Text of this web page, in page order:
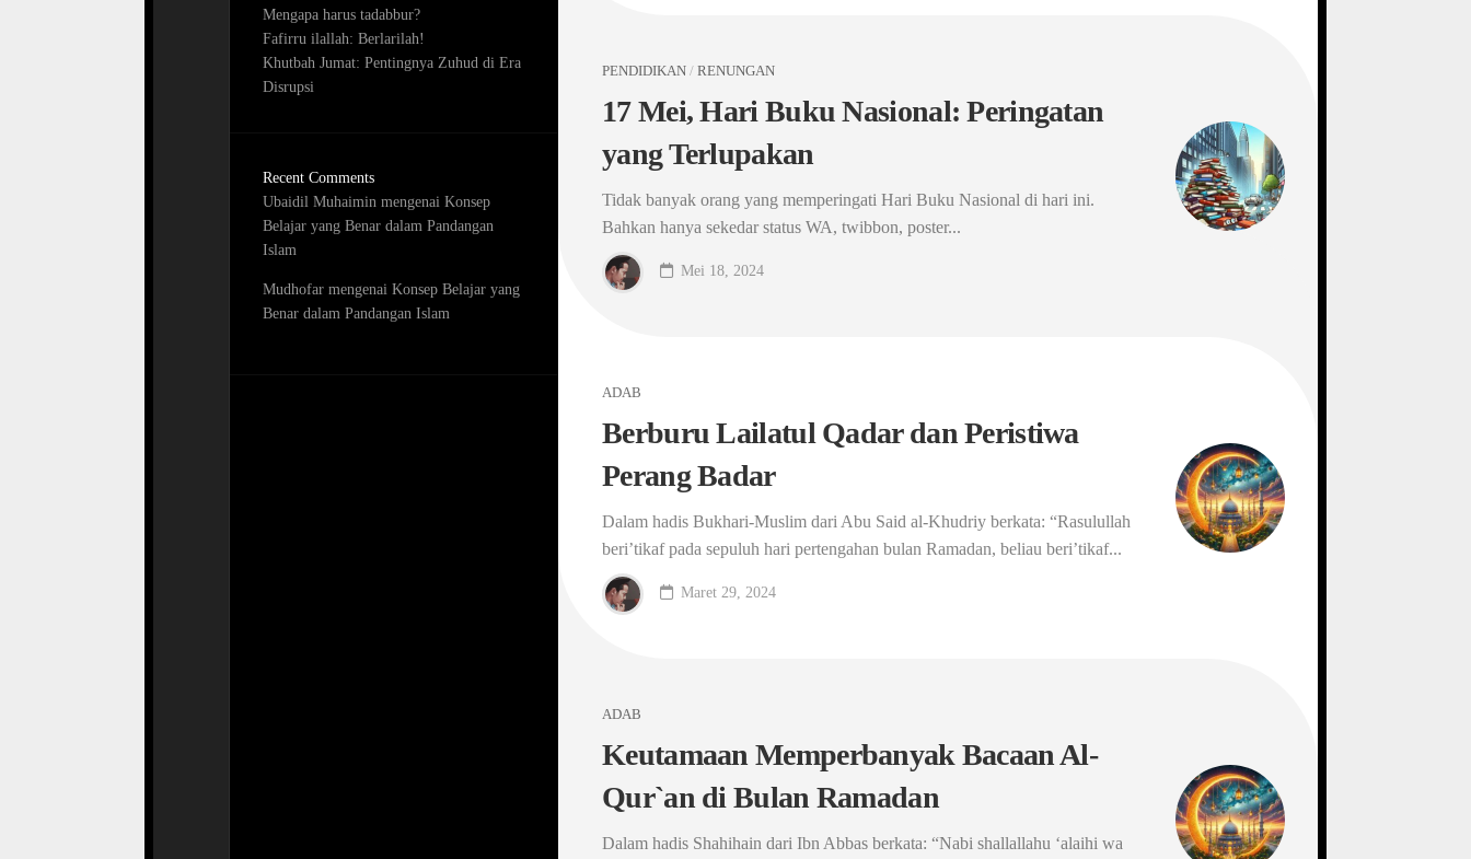
PENDIDIKAN / RENUNGAN
17 Mei, Hari Buku Nasional: Peringatan
yang Terlupakan
Tidak banyak orang yang memperingati Hari Buku Nasional di hari ini.
Bahkan hanya sekedar status WA, twibbon, poster...
Mei 18, 2024
ADAB
Berburu Lailatul Qadar dan Peristiwa
Perang Badar
Dalam hadis Bukhari-Muslim dari Abu Said al-Khudriy berkata: “Rasulullah
beri’tikaf pada sepuluh hari pertengahan bulan Ramadan, beliau beri’tikaf...
Maret 29, 2024
ADAB
Keutamaan Memperbanyak Bacaan Al-
Qur`an di Bulan Ramadan
Dalam hadis Shahihain dari Ibn Abbas berkata: “Nabi shallallahu ‘alaihi wa
Mengapa harus tadabbur?
Fafirru ilallah: Berlarilah!
Khutbah Jumat: Pentingnya Zuhud di Era
Disrupsi
Recent Comments
Ubaidil Muhaimin mengenai Konsep
Belajar yang Benar dalam Pandangan
Islam
Mudhofar mengenai Konsep Belajar yang
Benar dalam Pandangan Islam